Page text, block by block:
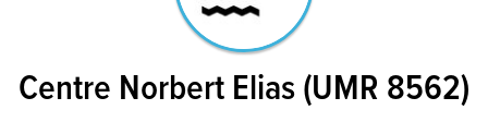
Centre Norbert Elias (UMR 8562)